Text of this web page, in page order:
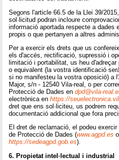
Segons l'article 66.5 de la Llei 39/
sol·licitud podran incloure
informació aportada respecte a dades
propis o que pertanyen a altres
Per a exercir els drets que us
els d'accés, rectificació, supressió i
limitació i portabilitat, us heu
o equivalent (la vostra identificació
si no manifesteu la vostra oposició) a
Major, s/n - 12540 Vila-real, o per
Protecció de Dades endpd@vila-
electrònica enhttps://
dret que ens sol·liciteu, us podrem
documentació addicional que fora
El dret de reclamació, el podeu
de Protecció de Dades (www.agpd.es
https://sedeagpd.gob.es).
6. Propietat intel·lectual i industrial